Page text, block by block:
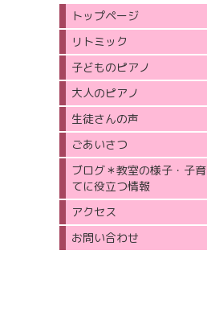
トップページ
リトミック
子どものピアノ
大人のピアノ
生徒さんの声
ごあいさつ
ブログ＊教室の様子・子育
てに役立つ情報
アクセス
お問い合わせ